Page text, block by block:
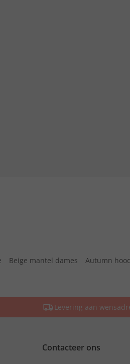
Beige mantel dames Autumn
Levering aan
Contacteer ons